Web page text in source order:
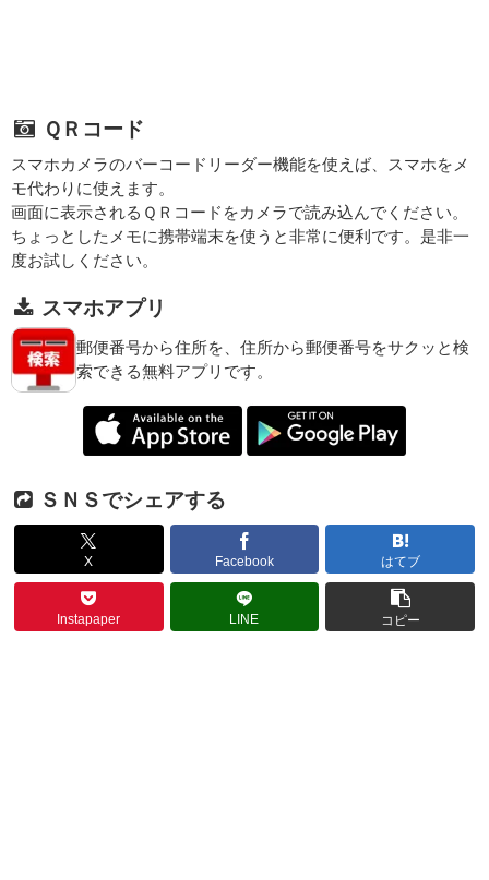
ＱＲコード
スマホカメラのバーコードリーダー機能を使えば、スマホをメ
モ代わりに使えます。
画面に表示されるＱＲコードをカメラで読み込んでください。
ちょっとしたメモに携帯端末を使うと非常に便利です。是非一
度お試しください。
スマホアプリ
郵便番号から住所を、住所から郵便番号をサクッと検
索できる無料アプリです。
ＳＮＳでシェアする
X Facebook はてブ
Instapaper LINE コピー